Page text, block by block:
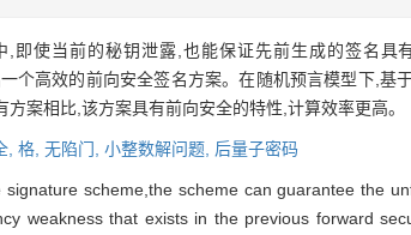
,即使当前的秘钥泄露,也能保证先前生成的签名
个高效的前向安全签名方案。在随机预言模型下,
案相比,该方案具有前向安全的特性,计算效率更高。
, 格, 无陷门, 小整数解问题, 后量子密码
signature scheme,the scheme can guarantee the
weakness that exists in the previous forward